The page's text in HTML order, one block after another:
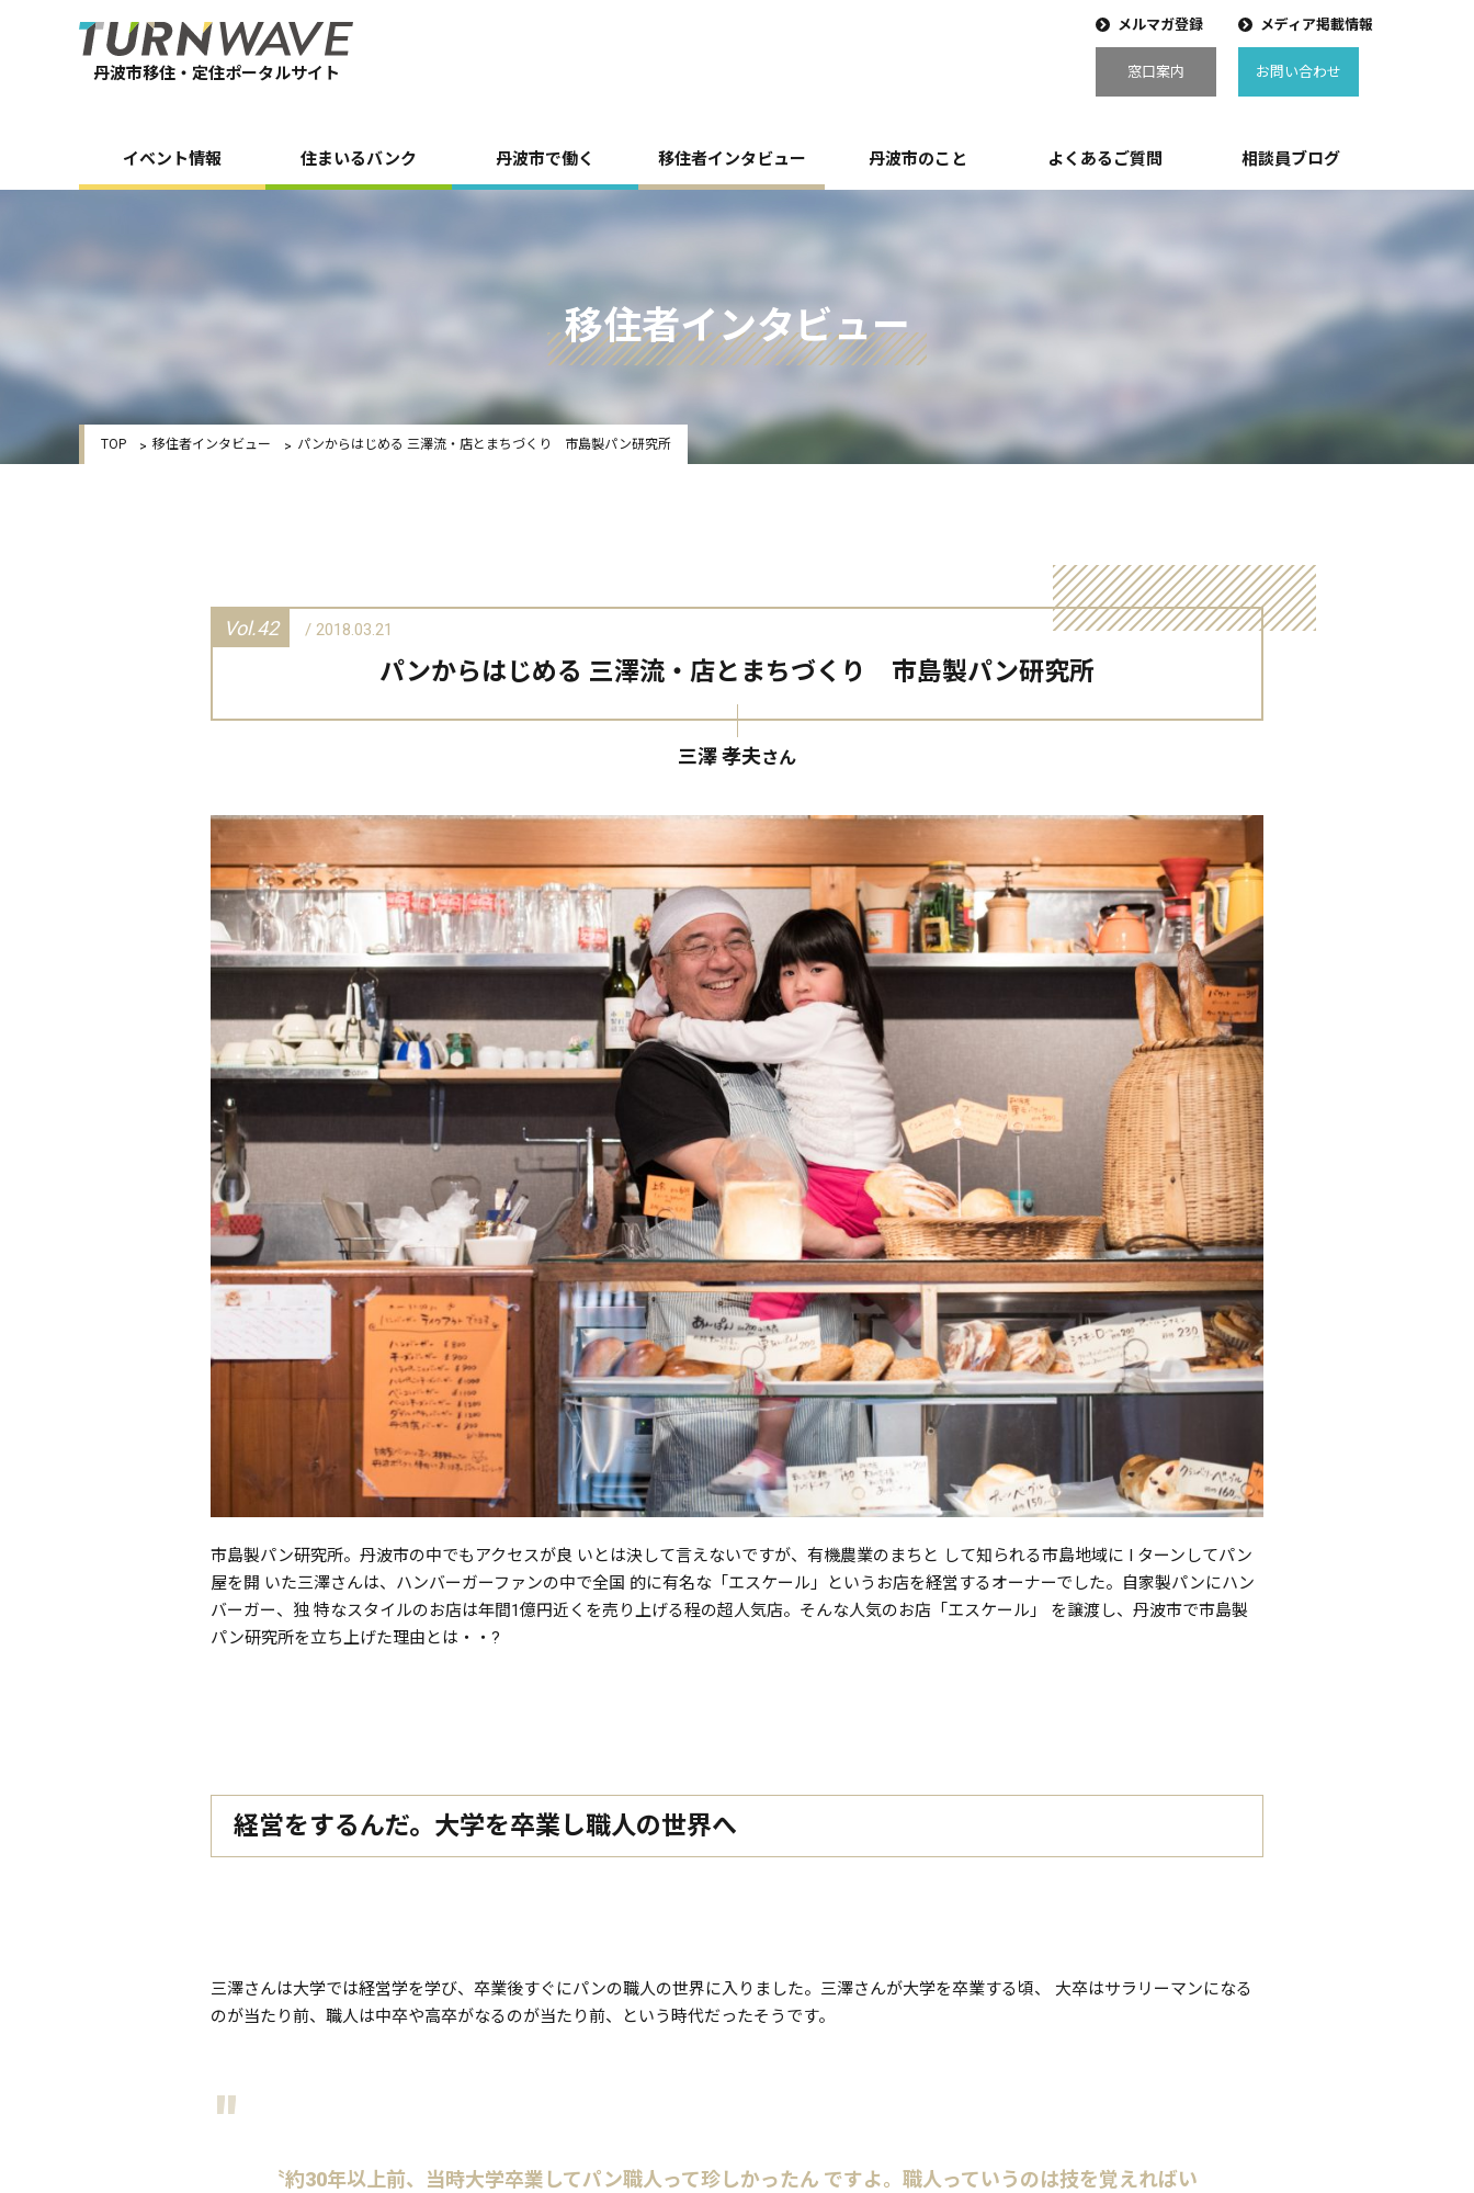
丹波市移住・定住ポータルサイト
メルマガ登録
窓口案内
メディア掲載情報
お問い合わせ
イベント情報 住まいるバンク 丹波市で働く 移住者インタビュー 丹波市のこと よくあるご質問 相談員ブログ
移住者インタビュー
TOP 移住者インタビュー パンからはじめる 三澤流・店とまちづくり 市島製パン研究所
Vol.42 / 2018.03.21
パンからはじめる 三澤流・店とまちづくり 市島製パン研究所
三澤 孝夫さん
市島製パン研究所。丹波市の中でもアクセスが良 いとは決して言えないですが、有機農業のまちと して知られる市島地域に I ターンしてパン
屋を開 いた三澤さんは、ハンバーガーファンの中で全国 的に有名な「エスケール」というお店を経営するオーナーでした。自家製パンにハン
バーガー、独 特なスタイルのお店は年間1億円近くを売り上げる程の超人気店。そんな人気のお店「エスケール」 を譲渡し、丹波市で市島製
パン研究所を立ち上げた理由とは・・?
経営をするんだ。大学を卒業し職人の世界へ
三澤さんは大学では経営学を学び、卒業後すぐにパンの職人の世界に入りました。三澤さんが大学を卒業する頃、 大卒はサラリーマンになる
のが当たり前、職人は中卒や高卒がなるのが当たり前、という時代だったそうです。
〝約30年以上前、当時大学卒業してパン職人って珍しかったん ですよ。職人っていうのは技を覚えればい